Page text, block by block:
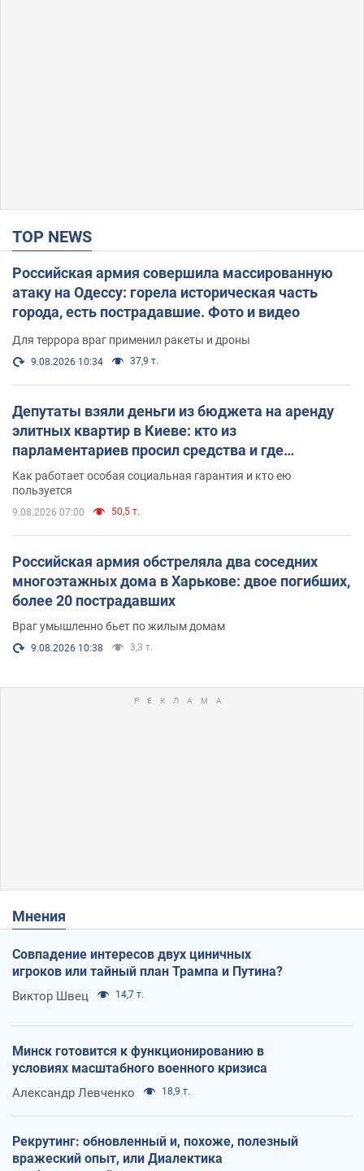
TOP NEWS
Российская армия совершила массированную
атаку на Одессу: горела историческая часть
города, есть пострадавшие. Фото и видео
Для террора враг применил ракеты и дроны
9.08.2026 10:34 37,9 т.
Депутаты взяли деньги из бюджета на аренду
элитных квартир в Киеве: кто из
парламентариев просил средства и где
поселился
Как работает особая социальная гарантия и кто ею
пользуется
9.08.2026 07:00 50,5 т.
Российская армия обстреляла два соседних
многоэтажных дома в Харькове: двое погибших,
более 20 пострадавших
Враг умышленно бьет по жилым домам
9.08.2026 10:38 3,3 т.
Мнения
Совпадение интересов двух циничных
игроков или тайный план Трампа и Путина?
Виктор Швец 14,7 т.
Минск готовится к функционированию в
условиях масштабного военного кризиса
Александр Левченко 18,9 т.
Рекрутинг: обновленный и, похоже, полезный
вражеский опыт, или Диалектика